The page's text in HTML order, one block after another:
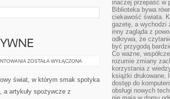
OWOCE
EKSKLUZYWNE
ZOSTAŁA WYŁĄCZONA
świat, w którym smak spotyka
a artykuły spożywcze z
inaczej przepaść w
Biblioteka bywa
ciekawość świata.
gazetę, a wychodzi
inny zagląda z
odkrywa, że
być przygodą
Co ważne,
rozumie zmiany
korzystania z
książki drukowane,
dostęp do
obsługi nowych